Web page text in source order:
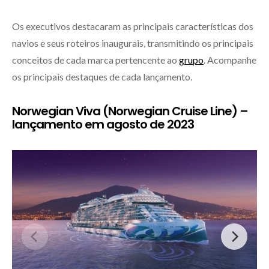
Os executivos destacaram as principais características dos
navios e seus roteiros inaugurais, transmitindo os principais
conceitos de cada marca pertencente ao grupo . Acompanhe
os principais destaques de cada lançamento.
Norwegian Viva (Norwegian Cruise Line) –
lançamento em agosto de 2023